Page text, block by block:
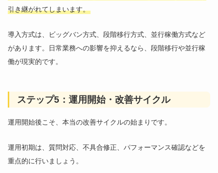
引き継がれてしまいます。
導入方式は、ビッグバン方式、段階移行方式、並行稼働方式など
があります。日常業務への影響を抑えるなら、段階移行や並行稼
働が現実的です。
ステップ5：運用開始・改善サイクル
運用開始後こそ、本当の改善サイクルの始まりです。
運用初期は、質問対応、不具合修正、パフォーマンス確認などを
重点的に行いましょう。